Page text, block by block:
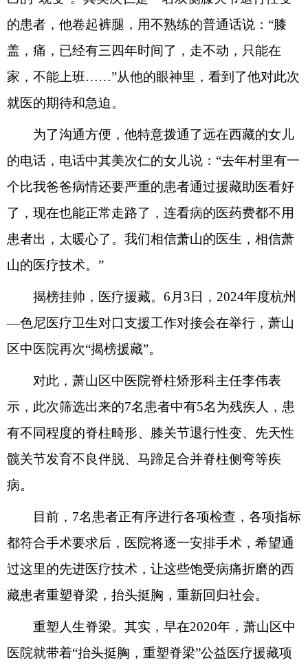
的患者，他卷起裤腿，用不熟练的普通话说：“膝
盖，痛，已经有三四年时间了，走不动，只能在
家，不能上班……”从他的眼神里，看到了他对此次
就医的期待和急迫。
为了沟通方便，他特意拨通了远在西藏的女儿
的电话，电话中其美次仁的女儿说：“去年村里有一
个比我爸爸病情还要严重的患者通过援藏助医看好
了，现在也能正常走路了，连看病的医药费都不用
患者出，太暖心了。我们相信萧山的医生，相信萧
山的医疗技术。”
揭榜挂帅，医疗援藏。6月3日，2024年度杭州
—色尼医疗卫生对口支援工作对接会在举行，萧山
区中医院再次“揭榜援藏”。
对此，萧山区中医院脊柱矫形科主任李伟表
示，此次筛选出来的7名患者中有5名为残疾人，患
有不同程度的脊柱畸形、膝关节退行性变、先天性
髋关节发育不良伴脱、马蹄足合并脊柱侧弯等疾
病。
目前，7名患者正有序进行各项检查，各项指标
都符合手术要求后，医院将逐一安排手术，希望通
过这里的先进医疗技术，让这些饱受病痛折磨的西
藏患者重塑脊梁，抬头挺胸，重新回归社会。
重塑人生脊梁。其实，早在2020年，萧山区中
医院就带着“抬头挺胸，重塑脊梁”公益医疗援藏项